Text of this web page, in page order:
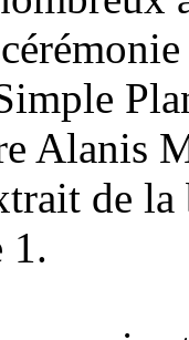
Alanis
de la
1.